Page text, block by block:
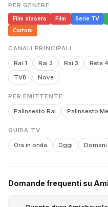
PER GENERE
Film stasera
Film Serie TV
Cartoni
CANALI PRINCIPALI
Rai 1 Rai 2 Rai 3 Rete 4
TV8
Nove
PER EMITTENTE
Palinsesto Rai Palinsesto
GUIDA TV
Ora in onda Oggi Domani
Domande frequenti su